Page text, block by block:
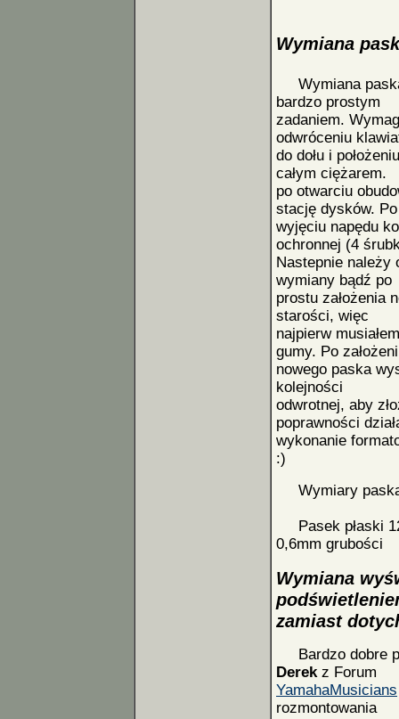
Wymiana
Wymiana
bardzo prostym
zadaniem.
odwróceniu
do dołu i
całym ciężarem.
po otwarciu
stację dysków. Po
wyjęciu napędu
ochronnej (4
Nastepnie należy
wymiany bądź po
prostu założenia
starości, więc
najpierw
gumy. Po
nowego paska
kolejności
odwrotnej, aby
poprawności
wykonanie
:)
Wymiary paska
Pasek płaski
0,6mm grubości
Wymiana
zamiast
Bardzo dobre
Derekz Forum
YamahaMusicians
rozmontowania